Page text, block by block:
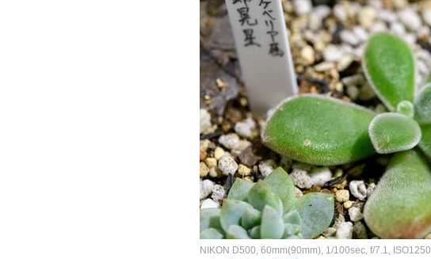
NIKON D500, 60mm(90mm), 1/100sec, f/7.1, ISO1250